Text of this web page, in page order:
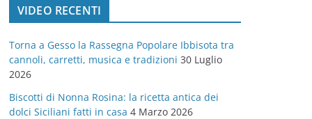
o
r
e
VIDEO RECENTI
Torna a Gesso la Rassegna Popolare Ibbisota tra
cannoli, carretti, musica e tradizioni 30 Luglio
2026
Biscotti di Nonna Rosina: la ricetta antica dei
dolci Siciliani fatti in casa 4 Marzo 2026